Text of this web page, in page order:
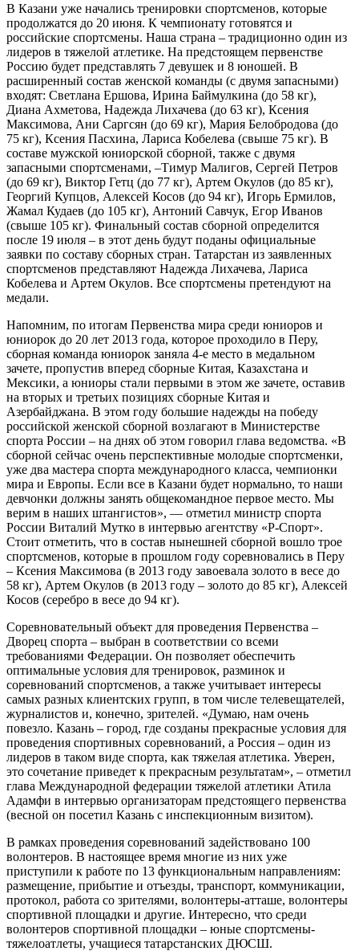
В Казани уже начались тренировки спортсменов, которые
продолжатся до 20 июня. К чемпионату готовятся и
российские спортсмены. Наша страна – традиционно один из
лидеров в тяжелой атлетике. На предстоящем первенстве
Россию будет представлять 7 девушек и 8 юношей. В
расширенный состав женской команды (с двумя запасными)
входят: Светлана Ершова, Ирина Баймулкина (до 58 кг),
Диана Ахметова, Надежда Лихачева (до 63 кг), Ксения
Максимова, Ани Саргсян (до 69 кг), Мария Белобродова (до
75 кг), Ксения Пасхина, Лариса Кобелева (свыше 75 кг). В
составе мужской юниорской сборной, также с двумя
запасными спортсменами, –Тимур Малигов, Сергей Петров
(до 69 кг), Виктор Гетц (до 77 кг), Артем Окулов (до 85 кг),
Георгий Купцов, Алексей Косов (до 94 кг), Игорь Ермилов,
Жамал Кудаев (до 105 кг), Антоний Савчук, Егор Иванов
(свыше 105 кг). Финальный состав сборной определится
после 19 июля – в этот день будут поданы официальные
заявки по составу сборных стран. Татарстан из заявленных
спортсменов представляют Надежда Лихачева, Лариса
Кобелева и Артем Окулов. Все спортсмены претендуют на
медали.
Напомним, по итогам Первенства мира среди юниоров и
юниорок до 20 лет 2013 года, которое проходило в Перу,
сборная команда юниорок заняла 4-е место в медальном
зачете, пропустив вперед сборные Китая, Казахстана и
Мексики, а юниоры стали первыми в этом же зачете, оставив
на вторых и третьих позициях сборные Китая и
Азербайджана. В этом году большие надежды на победу
российской женской сборной возлагают в Министерстве
спорта России – на днях об этом говорил глава ведомства. «В
сборной сейчас очень перспективные молодые спортсменки,
уже два мастера спорта международного класса, чемпионки
мира и Европы. Если все в Казани будет нормально, то наши
девчонки должны занять общекомандное первое место. Мы
верим в наших штангистов», — отметил министр спорта
России Виталий Мутко в интервью агентству «Р-Спорт».
Стоит отметить, что в состав нынешней сборной вошло трое
спортсменов, которые в прошлом году соревновались в Перу
– Ксения Максимова (в 2013 году завоевала золото в весе до
58 кг), Артем Окулов (в 2013 году – золото до 85 кг), Алексей
Косов (серебро в весе до 94 кг).
Соревновательный объект для проведения Первенства –
Дворец спорта – выбран в соответствии со всеми
требованиями Федерации. Он позволяет обеспечить
оптимальные условия для тренировок, разминок и
соревнований спортсменов, а также учитывает интересы
самых разных клиентских групп, в том числе телевещателей,
журналистов и, конечно, зрителей. «Думаю, нам очень
повезло. Казань – город, где созданы прекрасные условия для
проведения спортивных соревнований, а Россия – один из
лидеров в таком виде спорта, как тяжелая атлетика. Уверен,
это сочетание приведет к прекрасным результатам», – отметил
глава Международной федерации тяжелой атлетики Атила
Адамфи в интервью организаторам предстоящего первенства
(весной он посетил Казань с инспекционным визитом).
В рамках проведения соревнований задействовано 100
волонтеров. В настоящее время многие из них уже
приступили к работе по 13 функциональным направлениям:
размещение, прибытие и отъезды, транспорт, коммуникации,
протокол, работа со зрителями, волонтеры-атташе, волонтеры
спортивной площадки и другие. Интересно, что среди
волонтеров спортивной площадки – юные спортсмены-
тяжелоатлеты, учащиеся татарстанских ДЮСШ.